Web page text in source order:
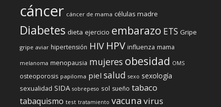
cáncer cáncer de mama células madre
Diabetes dieta ejercicio embarazo ETS Gripe
gripe aviar hipertensión HIV HPV influenza mama
melanoma menopausia mujeres obesidad OMS
osteoporosis papiloma piel salud sexo sexología
sexualidad SIDA sobrepeso sol sueño tabaco
tabaquismo test tratamiento vacuna virus